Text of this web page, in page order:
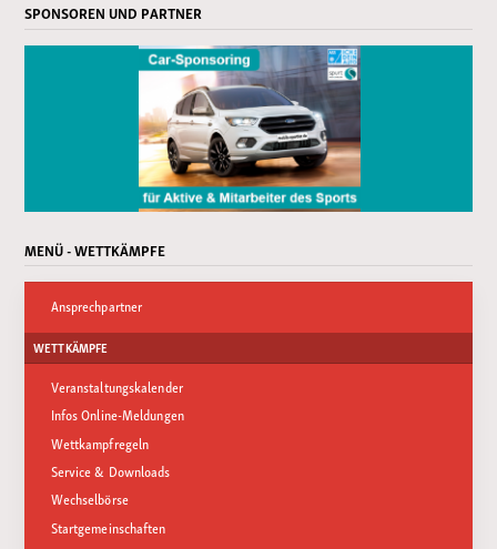
SPONSOREN UND PARTNER
MENÜ - WETTKÄMPFE
Ansprechpartner
WETTKÄMPFE
Veranstaltungskalender
Infos Online-Meldungen
Wettkampfregeln
Service & Downloads
Wechselbörse
Startgemeinschaften